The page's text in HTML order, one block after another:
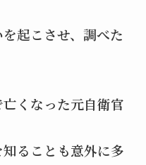
起こさせ、調べた
くなった元自衛官
ることも意外に多